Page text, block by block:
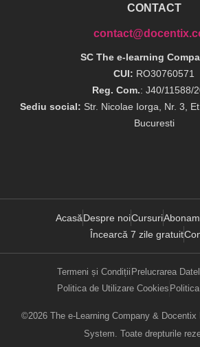
CONTACT
SC The e-learning
CUI: RO30760571
Reg. Com.: J40/11588/
Sediu social: Str. Nicolae Iorga, Nr. 3,
Bucuresti
AcasăDespre noiCursuri
Încearcă 7 zile gratuit
Termeni și Condiții Prelucrarea
Politica de Utilizare Cookies
©2026 The e-Learning Company & Docentix
System. Toate drepturile